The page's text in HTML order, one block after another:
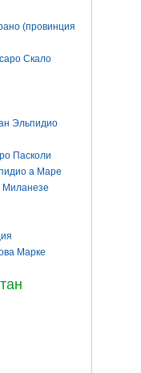
(провинция
Скало
Эльпидио
Пасколи
а Маре
Миланезе
Марке